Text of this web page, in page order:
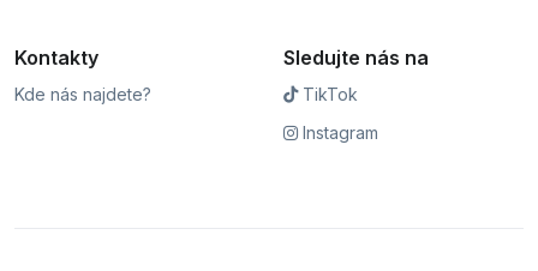
Kontakty
Kde nás najdete?
Sledujte nás na
TikTok
Instagram